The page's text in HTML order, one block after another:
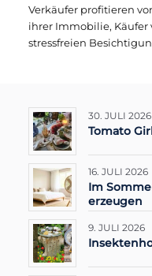
Verkäufer profitieren
ihrer Immobilie, Käufer
stressfreien
30. JULI 2026
Tomato
16. JULI 2026
Im
erzeugen
9. JULI 2026